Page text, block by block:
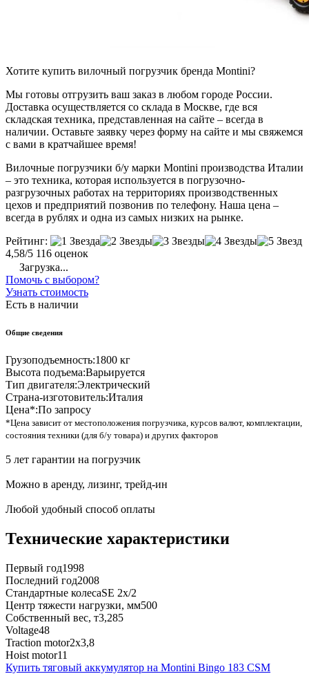
Хотите купить вилочный погрузчик бренда Montini?
Мы готовы отгрузить ваш заказ в любом городе России.
Доставка осуществляется со склада в Москве, где вся
складская техника, представленная на сайте – всегда в
наличии. Оставьте заявку через форму на сайте и мы свяжемся
с вами в кратчайшее время!
Вилочные погрузчики б/у марки Montini производства Италии
– это техника, которая используется в погрузочно-
разгрузочных работах на территориях производственных
цехов и предприятий позвонив по телефону. Наша цена –
всегда в рублях и одна из самых низких на рынке.
Рейтинг:
4,58/5 116 оценок
Загрузка...
Помочь с выбором?
Узнать стоимость
Есть в наличии
Общие сведения
Грузоподъемность:1800 кг
Высота подъема:Варьируется
Тип двигателя:Электрический
Страна-изготовитель:Италия
Цена*:По запросу
*Цена зависит от местоположения погрузчика, курсов валют, комплектации,
состояния техники (для б/у товара) и других факторов
5 лет гарантии на погрузчик
Можно в аренду, лизинг, трейд-ин
Любой удобный способ оплаты
Технические характеристики
Первый год1998
Последний год2008
Стандартные колесаSE 2x/2
Центр тяжести нагрузки, мм500
Собственный вес, т3,285
Voltage48
Traction motor2x3,8
Hoist motor11
Купить тяговый аккумулятор на Montini Bingo 183 CSM